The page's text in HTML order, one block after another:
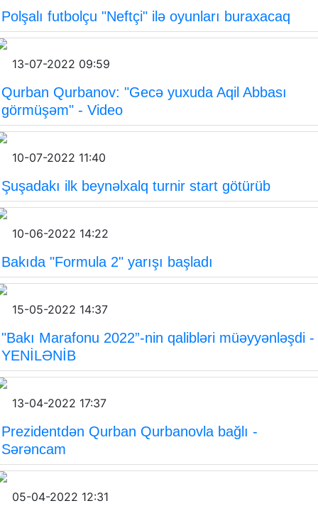
Polşalı futbolçu "Neftçi" ilə oyunları buraxacaq
13-07-2022 09:59
Qurban Qurbanov: "Gecə yuxuda Aqil Abbası
görmüşəm" - Video
10-07-2022 11:40
Şuşadakı ilk beynəlxalq turnir start götürüb
10-06-2022 14:22
Bakıda "Formula 2" yarışı başladı
15-05-2022 14:37
"Bakı Marafonu 2022”-nin qalibləri müəyyənləşdi -
YENİLƏNİB
13-04-2022 17:37
Prezidentdən Qurban Qurbanovla bağlı -
Sərəncam
05-04-2022 12:31